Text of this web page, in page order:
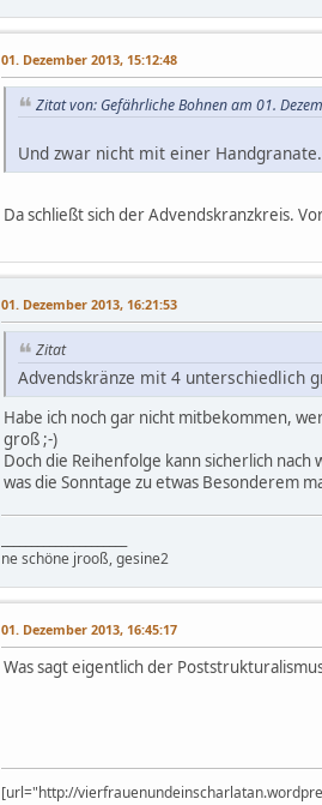
01. Dezember 2013, 15:12:48
Zitat von: Gefährliche Bohnen am 01.
Und zwar nicht mit einer
Da schließt sich der Advendskranzkreis.
01. Dezember 2013, 16:21:53
Zitat
Advendskränze mit 4 unterschiedlich
Habe ich noch gar nicht mitbekommen,
groß ;-)
Doch die Reihenfolge kann sicherlich
was die Sonntage zu etwas Besonderem
ne schöne jrooß, gesine2
01. Dezember 2013, 16:45:17
Was sagt eigentlich der
[url="http://